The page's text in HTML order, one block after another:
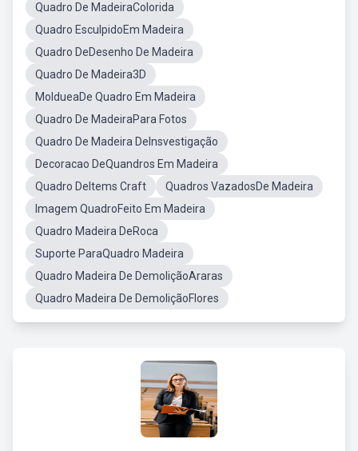
Quadro De MadeiraColorida
Quadro EsculpidoEm Madeira
Quadro DeDesenho De Madeira
Quadro De Madeira3D
MoldueaDe Quadro Em Madeira
Quadro De MadeiraPara Fotos
Quadro De Madeira DeInsvestigação
Decoracao DeQuandros Em Madeira
Quadro DeItems Craft
Quadros VazadosDe Madeira
Imagem QuadroFeito Em Madeira
Quadro Madeira DeRoca
Suporte ParaQuadro Madeira
Quadro Madeira De DemoliçãoAraras
Quadro Madeira De DemoliçãoFlores